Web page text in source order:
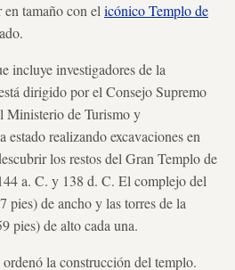
tamaño con el icónico Templo de
incluye investigadores de la
dirigido por el Consejo Supremo
Ministerio de Turismo y
realizando excavaciones en
los restos del Gran Templo de
a. C. y 138 d. C. El complejo del
pies) de ancho y las torres de la
pies) de alto cada una.
la construcción del templo.